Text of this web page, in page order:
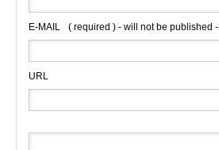
E-MAIL ( required ) - will not be published -
URL